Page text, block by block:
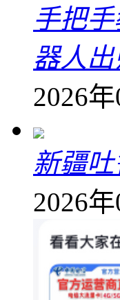
手把
器人
2026
新疆
2026